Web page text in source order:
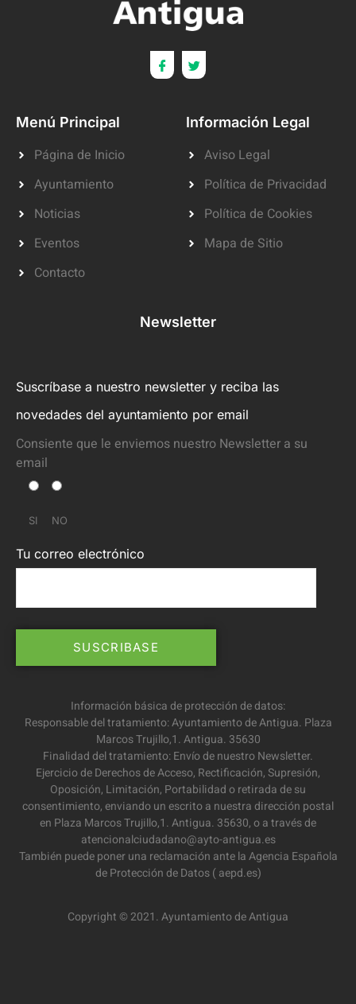
Menú Principal
Página de Inicio
Ayuntamiento
Noticias
Eventos
Contacto
Información Legal
Aviso Legal
Política de Privacidad
Política de Cookies
Mapa de Sitio
Newsletter
Suscríbase a nuestro newsletter y reciba las
novedades del ayuntamiento por email
Consiente que le enviemos nuestro Newsletter a su
email
SI NO
Tu correo electrónico
Información básica de protección de datos:
Responsable del tratamiento: Ayuntamiento de Antigua. Plaza
Marcos Trujillo,1. Antigua. 35630
Finalidad del tratamiento: Envío de nuestro Newsletter.
Ejercicio de Derechos de Acceso, Rectificación, Supresión,
Oposición, Limitación, Portabilidad o retirada de su
consentimiento, enviando un escrito a nuestra dirección postal
en Plaza Marcos Trujillo,1. Antigua. 35630, o a través de
atencionalciudadano@ayto-antigua.es
También puede poner una reclamación ante la Agencia Española
de Protección de Datos ( aepd.es)
Copyright © 2021. Ayuntamiento de Antigua